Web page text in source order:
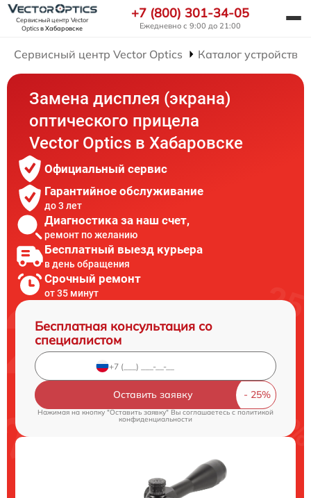
Сервисный центр Vector
Opticsв Хабаровске
+7 (800) 301-34-05
Ежедневно с 9:00 до 21:00
Сервисный центр Vector Optics Каталог устройств
Замена дисплея (экрана)
оптического прицела
Vector Optics в Хабаровске
Официальный сервис
Гарантийное обслуживание
до 3 лет
Диагностика за наш счет,
ремонт по желанию
Бесплатный выезд курьера
в день обращения
Срочный ремонт
от 35 минут
Бесплатная консультация со
специалистом
Оставить заявку
Нажимая на кнопку "Оставить заявку" Вы соглашаетесь c политикой
конфиденциальности